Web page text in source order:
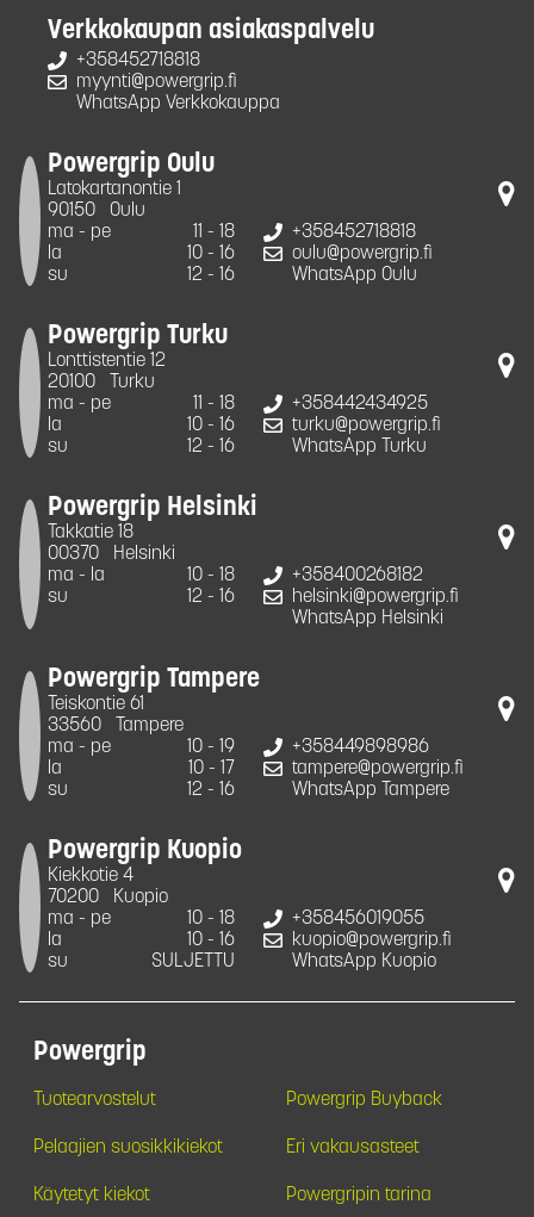
Verkkokaupan asiakaspalvelu
+358452718818
myynti@powergrip.fi
WhatsApp Verkkokauppa
Powergrip Oulu
Latokartanontie 1
90150
Oulu
ma - pe
11 - 18
la
10 - 16
su
12 - 16
+358452718818
oulu@powergrip.fi
WhatsApp Oulu
Powergrip Turku
Lonttistentie 12
20100
Turku
ma - pe
11 - 18
la
10 - 16
su
12 - 16
+358442434925
turku@powergrip.fi
WhatsApp Turku
Powergrip Helsinki
Takkatie 18
00370
Helsinki
ma - la
10 - 18
su
12 - 16
+358400268182
helsinki@powergrip.fi
WhatsApp Helsinki
Powergrip Tampere
Teiskontie 61
33560
Tampere
ma - pe
10 - 19
la
10 - 17
su
12 - 16
+358449898986
tampere@powergrip.fi
WhatsApp Tampere
Powergrip Kuopio
Kiekkotie 4
70200
Kuopio
ma - pe
10 - 18
la
10 - 16
su
SULJETTU
+358456019055
kuopio@powergrip.fi
WhatsApp Kuopio
Powergrip
Tuotearvostelut Powergrip Buyback
Pelaajien suosikkikiekot Eri vakausasteet
Käytetyt kiekot Powergripin tarina